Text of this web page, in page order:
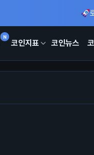
N
코인지표 코인뉴스